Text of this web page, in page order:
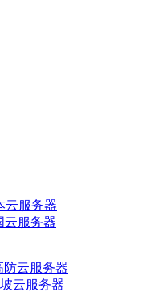
云服务器
云服务器
防云服务器
云服务器